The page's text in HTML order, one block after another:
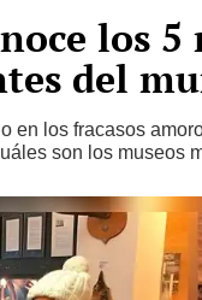
los
del
en los fracasos
son los museos